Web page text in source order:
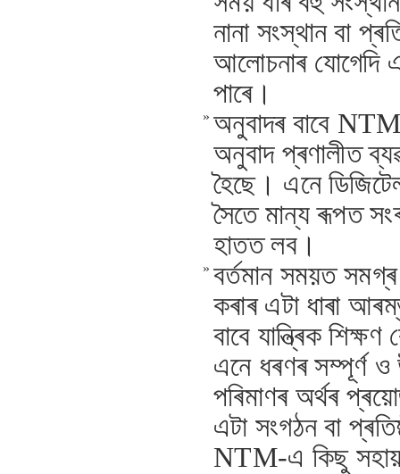
নানা সংস্থান বা
আলোচনাৰ যোগেদি
পাৰে।
» অনুবাদৰ বাবে
অনুবাদ প্ৰণালীত
হৈছে। এনে
সৈতে মান্য ৰূপত
হাতত লব।
» বৰ্তমান সময়ত সমগ্ৰ
কৰাৰ এটা ধাৰা
বাবে যান্ত্ৰিক
এনে ধৰণৰ সম্পূৰ্ণ ও
পৰিমাণৰ অৰ্থৰ
এটা সংগঠন বা
NTM-এ কিছু